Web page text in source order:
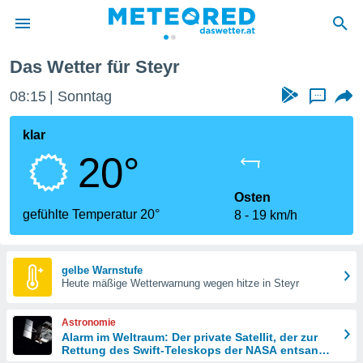
wurde
dass
sind.
diese
Das Wetter für Steyr
08:15 Sonntag ...
klar
20°
gefühlte Temperatur 20°
Osten
8
19 km/h
gelbe Warnstufe
Heute mäßige Wetterwarnung wegen hitze in Steyr
Astronomie
Alarm im Weltraum: Der private Satellit, der zur
Rettung des Swift-Teleskops der NASA entsandt